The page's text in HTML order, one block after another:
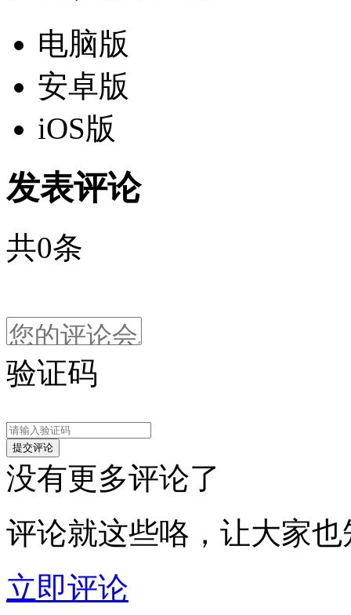
电脑版
安卓版
iOS版
发表评论
共0条
验证码
没有更多评论了
评论就这些咯，让大家
立即评论